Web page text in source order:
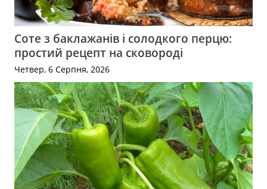
Соте з баклажанів і солодкого перцю:
простий рецепт на сковороді
Четвер, 6 Серпня, 2026